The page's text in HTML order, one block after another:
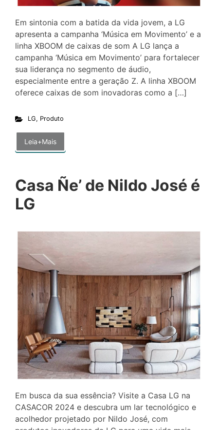
Em sintonia com a batida da vida jovem, a LG
apresenta a campanha ‘Música em Movimento’ e a
linha XBOOM de caixas de som A LG lança a
campanha ‘Música em Movimento’ para fortalecer
sua liderança no segmento de áudio,
especialmente entre a geração Z. A linha XBOOM
oferece caixas de som inovadoras como a […]
LG, Produto
Leia+Mais
Casa Ñe’ de Nildo José é
LG
Em busca da sua essência? Visite a Casa LG na
CASACOR 2024 e descubra um lar tecnológico e
acolhedor projetado por Nildo José, com